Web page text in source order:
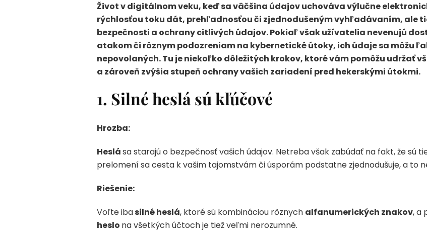
Život v digitálnom veku, keď sa väčšina údajov uchováva výlučne
rýchlosťou toku dát, prehľadnosťou či zjednodušeným vyhľadávaním, ale
bezpečnosti a ochrany citlivých údajov. Pokiaľ však užívatelia nevenujú
atakom či rôznym podozreniam na kybernetické útoky, ich údaje sa môžu
nepovolaných. Tu je niekoľko dôležitých krokov, ktoré vám pomôžu udržať
a zároveň zvýšia stupeň ochrany vašich zariadení pred hekerskými útokmi.
1. Silné heslá sú kľúčové
Hrozba:
Heslása starajú o bezpečnosť vašich údajov. Netreba však zabúdať na fakt, že sú
prelomení sa cesta k vašim tajomstvám či úsporám podstatne zjednodušuje, a to
Riešenie:
Voľte ibasilné heslá, ktoré sú kombináciou rôznych alfanumerických znakov, a
heslo na všetkých účtoch je tiež veľmi nerozumné.